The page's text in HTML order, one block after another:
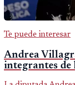
Te puede interesar
Andrea
integrantes